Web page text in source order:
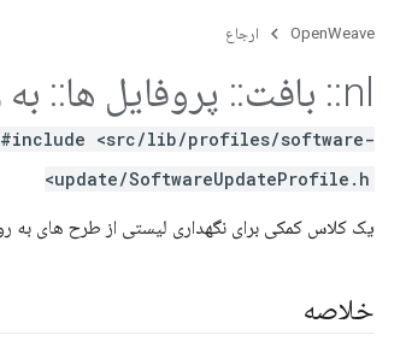
OpenWeave ارجاع
nl
:: بافت:: پروفایل ها::
#include <src/lib/profiles/software-
update/SoftwareUpdateProfile.h>
یک کلاس کمکی برای نگهداری لیستی از طرح های به
خلاصه